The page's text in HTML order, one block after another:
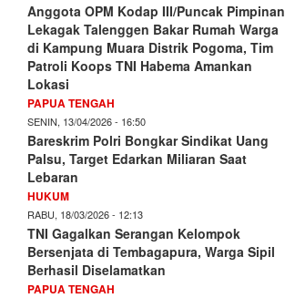
Anggota OPM Kodap III/Puncak Pimpinan
Lekagak Talenggen Bakar Rumah Warga
di Kampung Muara Distrik Pogoma, Tim
Patroli Koops TNI Habema Amankan
Lokasi
PAPUA TENGAH
SENIN, 13/04/2026 - 16:50
Bareskrim Polri Bongkar Sindikat Uang
Palsu, Target Edarkan Miliaran Saat
Lebaran
HUKUM
RABU, 18/03/2026 - 12:13
TNI Gagalkan Serangan Kelompok
Bersenjata di Tembagapura, Warga Sipil
Berhasil Diselamatkan
PAPUA TENGAH